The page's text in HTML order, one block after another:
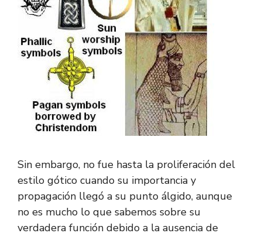
Sin embargo, no fue hasta la proliferación del
estilo gótico cuando su importancia y
propagación llegó a su punto álgido, aunque
no es mucho lo que sabemos sobre su
verdadera función debido a la ausencia de